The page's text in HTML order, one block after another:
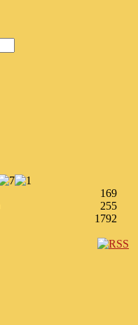
169
255
1792